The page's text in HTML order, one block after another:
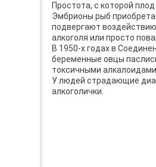
Простота, с которой
Эмбрионы рыб
подвергают
алкоголя или просто
В 1950-х годах в
беременные овцы
токсичными алкалоидами.
У людей страдающие
алкоголички.